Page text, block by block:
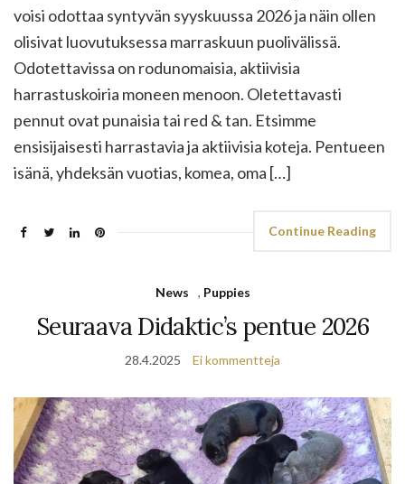
voisi odottaa syntyvän syyskuussa 2026 ja näin ollen
olisivat luovutuksessa marraskuun puolivälissä.
Odotettavissa on rodunomaisia, aktiivisia
harrastuskoiria moneen menoon. Oletettavasti
pennut ovat punaisia tai red & tan. Etsimme
ensisijaisesti harrastavia ja aktiivisia koteja. Pentueen
isänä, yhdeksän vuotias, komea, oma […]
Continue Reading
News , Puppies
Seuraava Didaktic’s pentue 2026
28.4.2025 Ei kommentteja